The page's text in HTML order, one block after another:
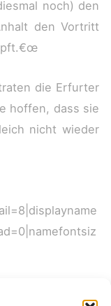
noch) den
den Vortritt
die Erfurter
hoffen, dass sie
nicht wieder